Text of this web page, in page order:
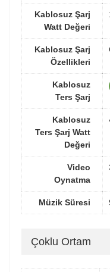
Kablosuz Şarj
Watt Değeri
Kablosuz Şarj
Özellikleri
Kablosuz
Ters Şarj
Kablosuz
Ters Şarj Watt
Değeri
Video
Oynatma
Müzik Süresi
Çoklu Ortam